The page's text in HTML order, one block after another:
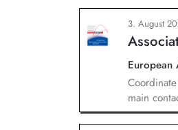
3. August
European
main
by